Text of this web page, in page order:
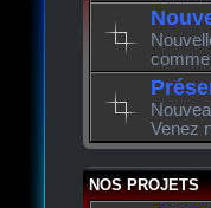
Venez
NOS PROJETS